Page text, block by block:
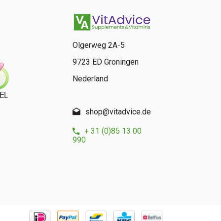
Olgerweg 2A-5
9723 ED Groningen
Nederland
shop@vitadvice.de
+ 31 (0)85 13 00
990